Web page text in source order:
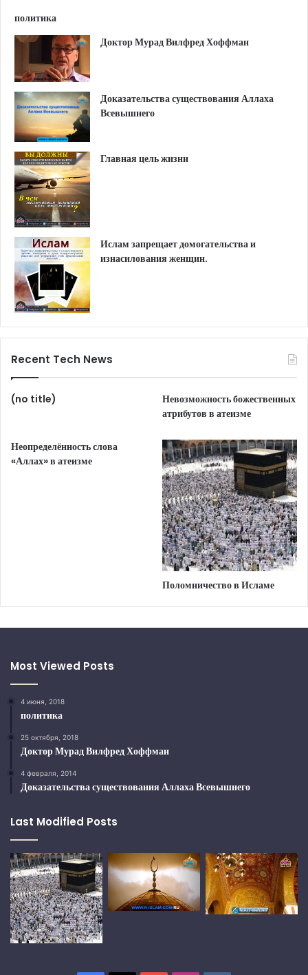
политика
Доктор Мурад Вилфред Хоффман
Доказательства существования Аллаха
Всевышнего
Главная цель жизни
Ислам запрещает домогательства и
изнасилования женщин.
Recent Tech News
(no title)
Невозможность божественных
атрибутов в атеизме
Неопределённость слова
«Аллах» в атеизме
Поломничество в Исламе
Most Viewed Posts
4 июня, 2018
политика
25 октября, 2018
Доктор Мурад Вилфред Хоффман
4 февраля, 2014
Доказательства существования Аллаха Всевышнего
Last Modified Posts